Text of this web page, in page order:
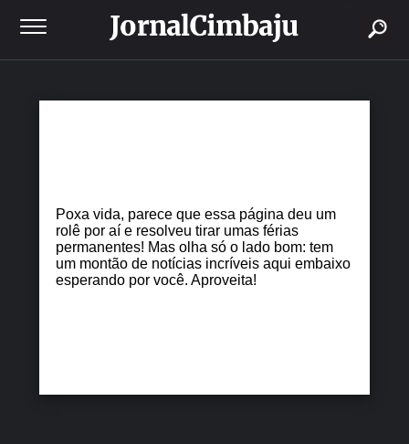
Poxa vida, parece que essa página deu um
rolê por aí e resolveu tirar umas férias
permanentes! Mas olha só o lado bom: tem
um montão de notícias incríveis aqui embaixo
esperando por você. Aproveita!